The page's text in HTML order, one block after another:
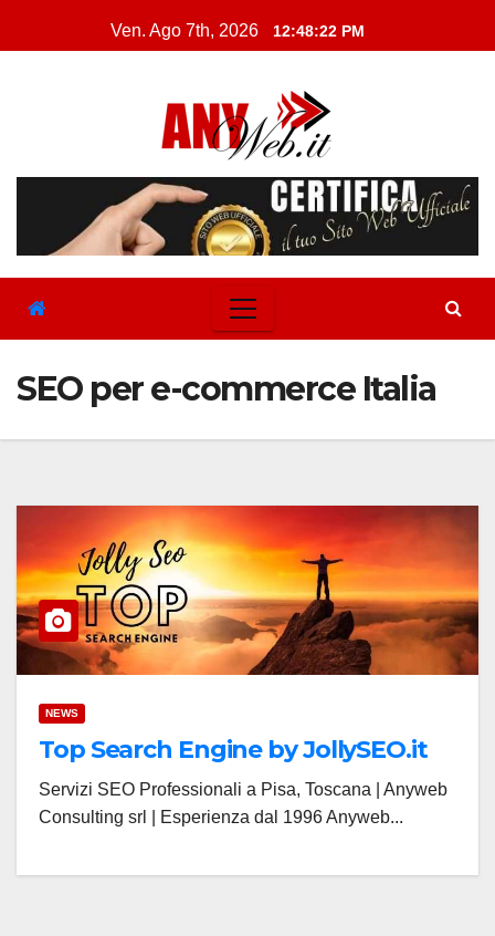
to
Ven. Ago 7th, 2026 12:48:22 PM
SEO per e-commerce Italia
NEWS
Top Search Engine by JollySEO.it
Servizi SEO Professionali a Pisa, Toscana | Anyweb
Consulting srl | Esperienza dal 1996 Anyweb...